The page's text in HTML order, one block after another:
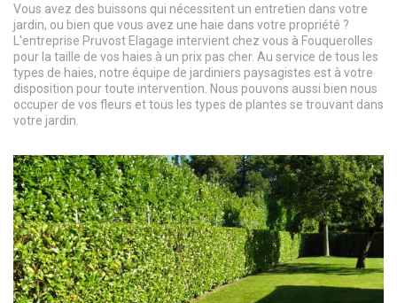
Vous avez des buissons qui nécessitent un entretien dans votre
jardin, ou bien que vous avez une haie dans votre propriété ?
L'entreprise Pruvost Elagage intervient chez vous à Fouquerolles
pour la taille de vos haies à un prix pas cher. Au service de tous les
types de haies, notre équipe de jardiniers paysagistes est à votre
disposition pour toute intervention. Nous pouvons aussi bien nous
occuper de vos fleurs et tous les types de plantes se trouvant dans
votre jardin.